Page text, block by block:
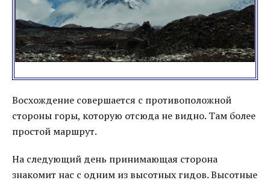
Восхождение совершается с противоположной
стороны горы, которую отсюда не видно. Там более
простой маршрут.
На следующий день принимающая сторона
знакомит нас с одним из высотных гидов. Высотные